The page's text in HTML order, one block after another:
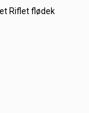
Riflet flødek